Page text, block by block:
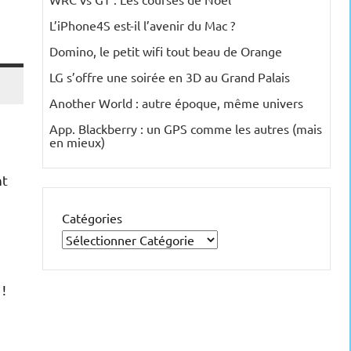
!
L’iPhone4S est-il l’avenir du Mac ?
Domino, le petit wifi tout beau de Orange
LG s’offre une soirée en 3D au Grand Palais
Another World : autre époque, même univers
App. Blackberry : un GPS comme les autres (mais
en mieux)
Catégories